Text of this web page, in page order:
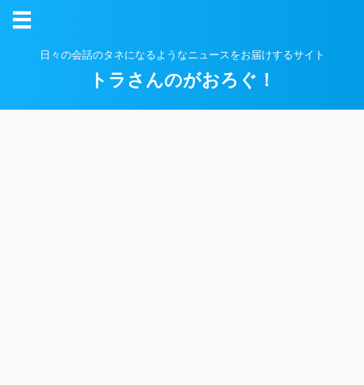
日々の会話のタネになるようなニュースをお届けするサイト
トラさんのがおろぐ！